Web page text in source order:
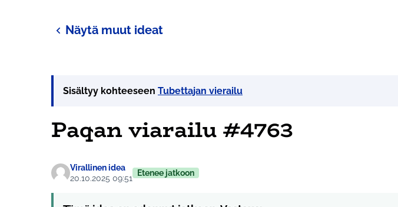
Näytä muut ideat
Sisältyy kohteeseen Tubettajan vierailu
Paqan viarailu #4763
Virallinen idea
20.10.2025 09:51
Etenee jatkoon